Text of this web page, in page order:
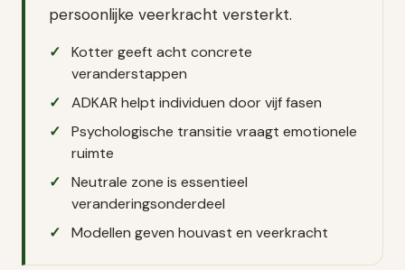
persoonlijke veerkracht versterkt.
Kotter geeft acht concrete
veranderstappen
ADKAR helpt individuen door vijf fasen
Psychologische transitie vraagt emotionele
ruimte
Neutrale zone is essentieel
veranderingsonderdeel
Modellen geven houvast en veerkracht